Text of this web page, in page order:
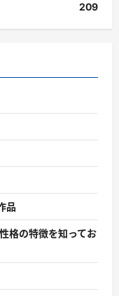
209
品
格の特徴を知ってお